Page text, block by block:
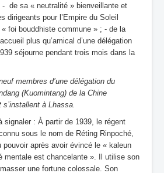
- de sa « neutralité » bienveillante et
dirigeants pour l’Empire du Soleil
« foi bouddhiste commune » ; - de la
plus qu’amical d’une délégation
séjourne pendant trois mois dans la
membres d’une délégation du
(Kuomintang) de la Chine
à Lhassa.
signaler : À partir de 1939, le régent
sous le nom de Réting Rinpoché,
après avoir évincé le « kaleun
mentale est chancelante ». Il utilise son
une fortune colossale. Son